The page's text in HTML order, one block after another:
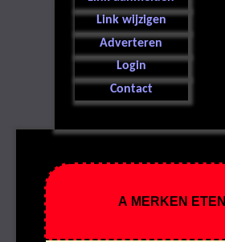
Link wijzigen
Adverteren
Login
Contact
A MERKEN ETEN